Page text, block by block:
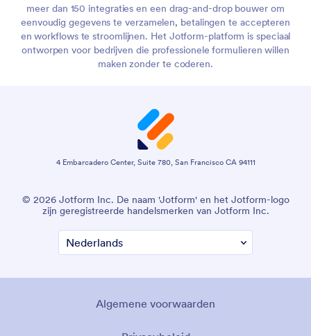
meer dan 150 integraties en een drag-and-drop bouwer om
eenvoudig gegevens te verzamelen, betalingen te accepteren
en workflows te stroomlijnen. Het Jotform-platform is speciaal
ontworpen voor bedrijven die professionele formulieren willen
maken zonder te coderen.
4 Embarcadero Center, Suite 780, San Francisco CA 94111
© 2026 Jotform Inc. De naam 'Jotform' en het Jotform-logo
zijn geregistreerde handelsmerken van Jotform Inc.
Algemene voorwaarden